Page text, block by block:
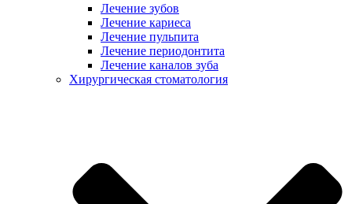
Лечение зубов
Лечение кариеса
Лечение пульпита
Лечение периодонтита
Лечение каналов зуба
Хирургическая стоматология